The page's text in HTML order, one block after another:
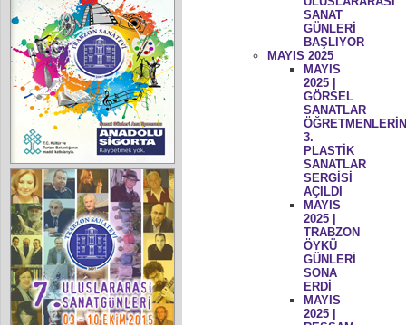
SANAT
GÜNLERİ
BAŞLIYOR
MAYIS 2025
MAYIS
2025 |
GÖRSEL
SANATLAR
3.
PLASTİK
SANATLAR
SERGİSİ
AÇILDI
MAYIS
2025 |
TRABZON
ÖYKÜ
GÜNLERİ
SONA
ERDİ
MAYIS
2025 |